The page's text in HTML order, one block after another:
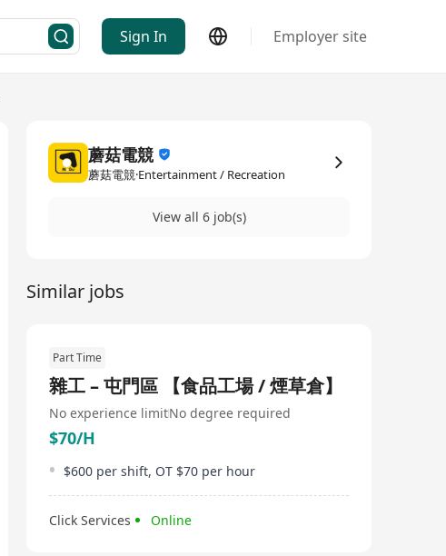
Sign In Employer site
蘑菇電競
蘑菇電競·Entertainment / Recreation
View all 6 job(s)
Similar jobs
Part Time
雜工 – 屯門區 【食品工場 / 煙草倉】
No experience limitNo degree required
$70/H
$600 per shift, OT $70 per hour
Click Services Online